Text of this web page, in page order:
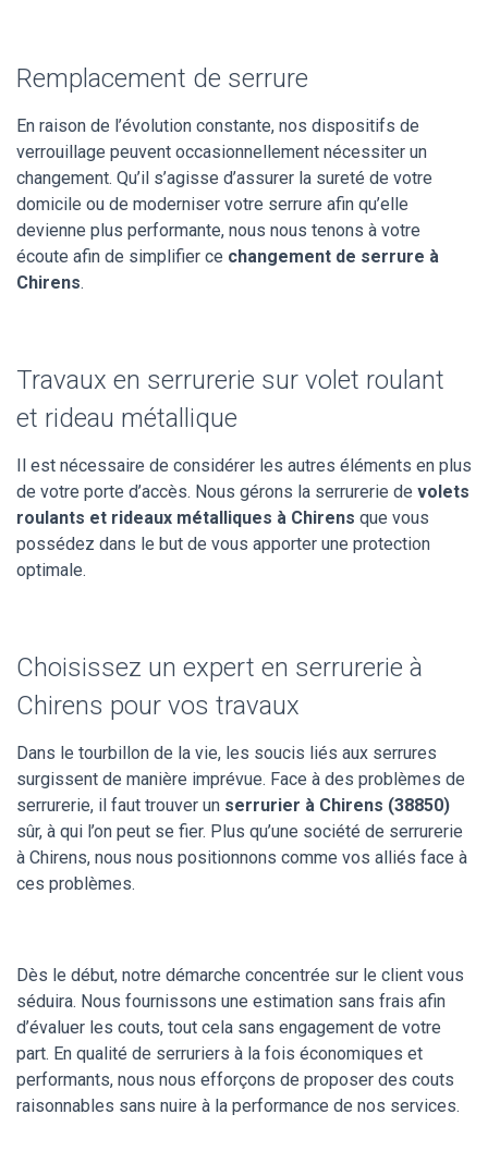
Remplacement de serrure
En raison de l’évolution constante, nos dispositifs de
verrouillage peuvent occasionnellement nécessiter un
changement. Qu’il s’agisse d’assurer la sureté de votre
domicile ou de moderniser votre serrure afin qu’elle
devienne plus performante, nous nous tenons à votre
écoute afin de simplifier ce changement de serrure à
Chirens.
Travaux en serrurerie sur volet roulant
et rideau métallique
Il est nécessaire de considérer les autres éléments en plus
de votre porte d’accès. Nous gérons la serrurerie de volets
roulants et rideaux métalliques à Chirens que vous
possédez dans le but de vous apporter une protection
optimale.
Choisissez un expert en serrurerie à
Chirens pour vos travaux
Dans le tourbillon de la vie, les soucis liés aux serrures
surgissent de manière imprévue. Face à des problèmes de
serrurerie, il faut trouver un serrurier à Chirens (38850)
sûr, à qui l’on peut se fier. Plus qu’une société de serrurerie
à Chirens, nous nous positionnons comme vos alliés face à
ces problèmes.
Dès le début, notre démarche concentrée sur le client vous
séduira. Nous fournissons une estimation sans frais afin
d’évaluer les couts, tout cela sans engagement de votre
part. En qualité de serruriers à la fois économiques et
performants, nous nous efforçons de proposer des couts
raisonnables sans nuire à la performance de nos services.